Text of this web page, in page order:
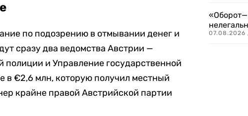
по подозрению в отмывании денег и
сразу два ведомства Австрии —
полиции и Управление государственной
в €2,6 млн, которую получил местный
крайне правой Австрийской партии
07.08.2026